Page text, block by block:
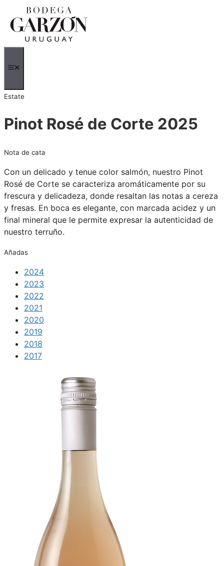
contenido
Estate
Pinot Rosé de Corte 2025
Nota de cata
Con un delicado y tenue color salmón, nuestro Pinot
Rosé de Corte se caracteriza aromáticamente por su
frescura y delicadeza, donde resaltan las notas a cereza
y fresas. En boca es elegante, con marcada acidez y un
final mineral que le permite expresar la autenticidad de
nuestro terruño.
Añadas
2024
2023
2022
2021
2020
2019
2018
2017